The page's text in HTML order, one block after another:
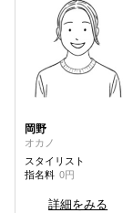
岡野
オカノ
スタイリスト
指名料 0円
詳細をみる